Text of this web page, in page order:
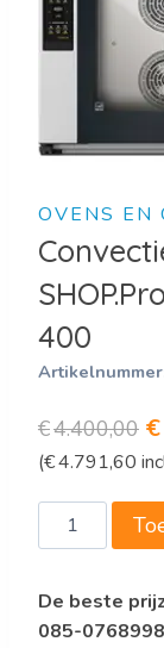
OVENS EN
400
€4.400,00 €
(€4.791,60
Convectie
oven
SHOP.Pro™
GO
De beste
085-0768998